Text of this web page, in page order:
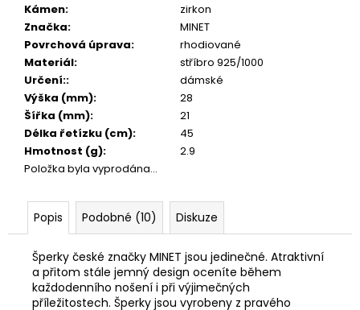
Kámen:
zirkon
Značka:
MINET
Povrchová úprava:
rhodiované
Materiál:
stříbro 925/1000
Určení::
dámské
Výška (mm):
28
Šířka (mm):
21
Délka řetízku (cm):
45
Hmotnost (g):
2.9
Položka byla vyprodána…
Popis Podobné (10) Diskuze
Šperky české značky MINET jsou jedinečné. Atraktivní
a přitom stále jemný design oceníte během
každodenního nošení i při výjimečných
příležitostech. Šperky jsou vyrobeny z pravého